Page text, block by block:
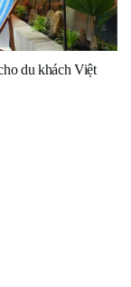
du khách Việt